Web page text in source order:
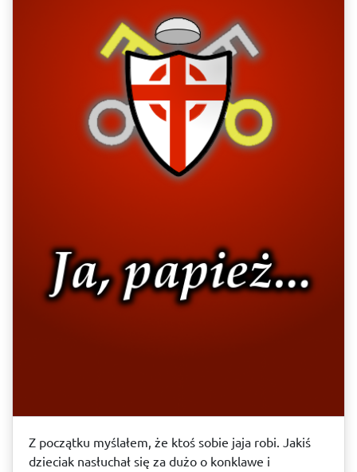
Z początku myślałem, że ktoś sobie jaja robi. Jakiś
dzieciak nasłuchał się za dużo o konklawe i